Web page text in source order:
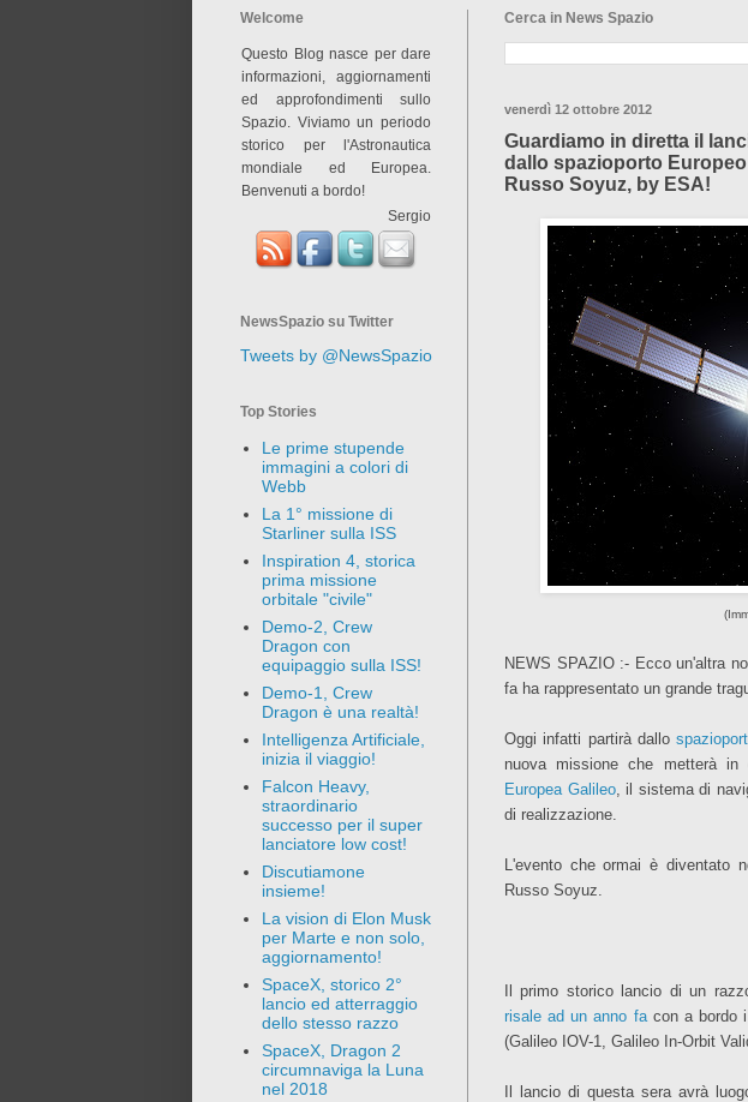
Cerca in News Spazio
venerdì 12 ottobre 2012
Guardiamo in diretta il
dallo spazioporto
Russo Soyuz, by ESA!
NEWS SPAZIO :- Ecco un'altra
fa ha rappresentato un grande
Oggi infatti partirà dallo
nuova missione che metterà
Europea Galileo, il sistema di
di realizzazione.
L'evento che ormai è diventato
Russo Soyuz.
Il primo storico lancio di un
risale ad un anno facon a bordo i
(Galileo IOV-1, Galileo In-Orbit
Il lancio di questa sera avrà
Welcome
Questo Blog nasce per dare
informazioni, aggiornamenti
ed approfondimenti sullo
Spazio. Viviamo un periodo
storico per l'Astronautica
mondiale ed Europea.
Benvenuti a bordo!
Sergio
NewsSpazio su Twitter
Tweets by @NewsSpazio
Top Stories
Le prime stupende
immagini a colori di
Webb
La 1° missione di
Starliner sulla ISS
Inspiration 4, storica
prima missione
orbitale "civile"
Demo-2, Crew
Dragon con
equipaggio sulla ISS!
Demo-1, Crew
Dragon è una realtà!
Intelligenza Artificiale,
inizia il viaggio!
Falcon Heavy,
straordinario
successo per il super
lanciatore low cost!
Discutiamone
insieme!
La vision di Elon Musk
per Marte e non solo,
aggiornamento!
SpaceX, storico 2°
lancio ed atterraggio
dello stesso razzo
SpaceX, Dragon 2
circumnaviga la Luna
nel 2018